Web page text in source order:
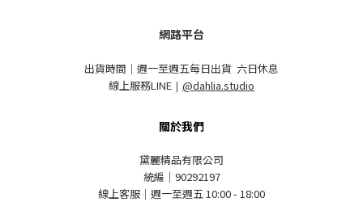
網路平台
出貨時間｜週一至週五每日出貨 六日休息
線上服務LINE ｜ @dahlia.studio
關於我們
黛麗精品有限公司
統編｜90292197
線上客服｜週一至週五 10:00 - 18:00